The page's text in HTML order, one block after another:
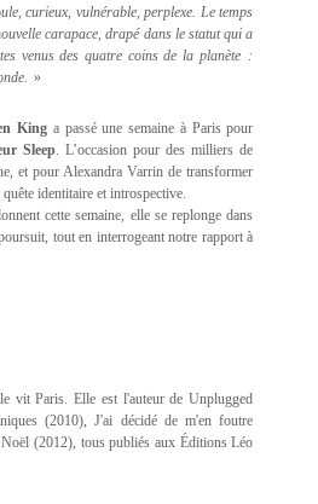
curieux, vulnérable, perplexe. Le temps
carapace, drapé dans le statut qui a
venus des quatre coins de la planète :
»
King a passé une semaine à Paris pour
Sleep . L’occasion pour des milliers de
et pour Alexandra Varrin de transformer
identitaire et introspective.
cette semaine, elle se replonge dans
tout en interrogeant notre rapport à
vit Paris. Elle est l'auteur deUnplugged
(2010),J'ai décidé de m'en foutre
(2012), tous publiés aux Éditions Léo